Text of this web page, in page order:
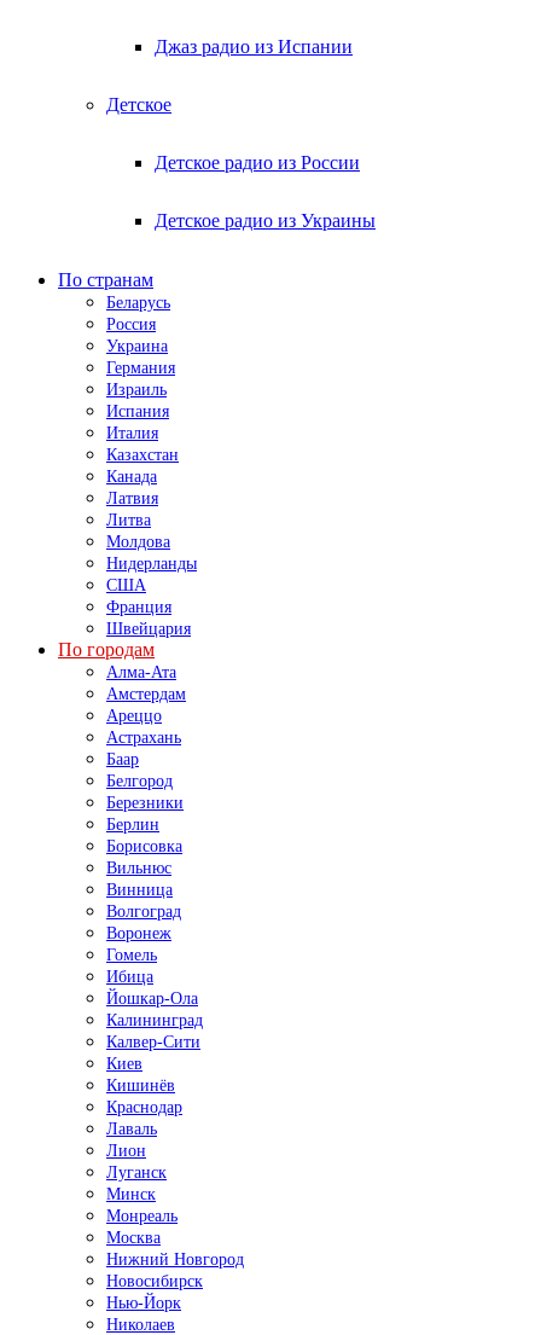
Джаз радио из Испании
Детское
Детское радио из России
Детское радио из Украины
По странам
Беларусь
Россия
Украина
Германия
Израиль
Испания
Италия
Казахстан
Канада
Латвия
Литва
Молдова
Нидерланды
США
Франция
Швейцария
По городам
Алма-Ата
Амстердам
Ареццо
Астрахань
Баар
Белгород
Березники
Берлин
Борисовка
Вильнюс
Винница
Волгоград
Воронеж
Гомель
Ибица
Йошкар-Ола
Калининград
Калвер-Сити
Киев
Кишинёв
Краснодар
Лаваль
Лион
Луганск
Минск
Монреаль
Москва
Нижний Новгород
Новосибирск
Нью-Йорк
Николаев